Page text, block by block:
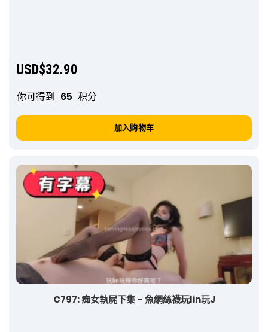
USD$32.90
你可得到 65 积分
加入购物车
C797: 痴女執屍下集 – 魚網絲襪玩lin玩J